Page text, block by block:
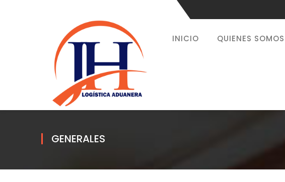
INICIO QUIENES SOMOS
GENERALES